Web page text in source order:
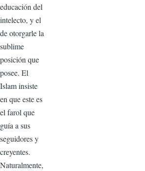
educación del
intelecto, y el
de otorgarle la
sublime
posición que
posee. El
Islam insiste
en que este es
el farol que
guía a sus
seguidores y
creyentes.
Naturalmente,